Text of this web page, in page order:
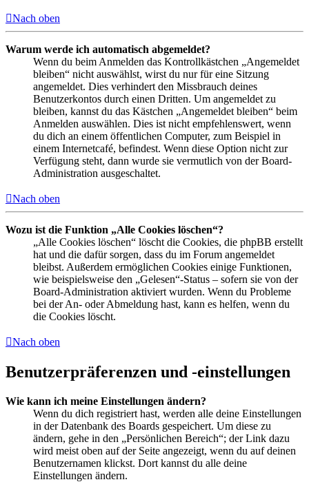
Nach oben
Warum werde ich automatisch abgemeldet?
Wenn du beim Anmelden das Kontrollkästchen „Angemeldet
bleiben“ nicht auswählst, wirst du nur für eine Sitzung
angemeldet. Dies verhindert den Missbrauch deines
Benutzerkontos durch einen Dritten. Um angemeldet zu
bleiben, kannst du das Kästchen „Angemeldet bleiben“ beim
Anmelden auswählen. Dies ist nicht empfehlenswert, wenn
du dich an einem öffentlichen Computer, zum Beispiel in
einem Internetcafé, befindest. Wenn diese Option nicht zur
Verfügung steht, dann wurde sie vermutlich von der Board-
Administration ausgeschaltet.
Nach oben
Wozu ist die Funktion „Alle Cookies löschen“?
„Alle Cookies löschen“ löscht die Cookies, die phpBB erstellt
hat und die dafür sorgen, dass du im Forum angemeldet
bleibst. Außerdem ermöglichen Cookies einige Funktionen,
wie beispielsweise den „Gelesen“-Status – sofern sie von der
Board-Administration aktiviert wurden. Wenn du Probleme
bei der An- oder Abmeldung hast, kann es helfen, wenn du
die Cookies löscht.
Nach oben
Benutzerpräferenzen und -einstellungen
Wie kann ich meine Einstellungen ändern?
Wenn du dich registriert hast, werden alle deine Einstellungen
in der Datenbank des Boards gespeichert. Um diese zu
ändern, gehe in den „Persönlichen Bereich“; der Link dazu
wird meist oben auf der Seite angezeigt, wenn du auf deinen
Benutzernamen klickst. Dort kannst du alle deine
Einstellungen ändern.